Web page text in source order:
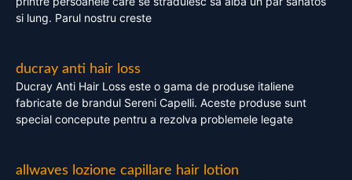
si lung. Parul nostru creste
ducray anti hair loss
Ducray Anti Hair Loss este o gama de produse italiene
fabricate de brandul Sereni Capelli. Aceste produse sunt
special concepute pentru a rezolva problemele legate
allwaves lozione capillare hair lotion